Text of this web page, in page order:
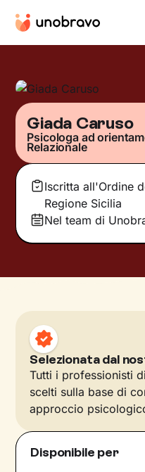
Giada Caruso
Psicologa ad
Relazionale
Iscritta all'Ordine
Regione Sicilia
Nel team di
Selezionata dal
Tutti i professionisti
scelti sulla base di
approccio
Disponibile per